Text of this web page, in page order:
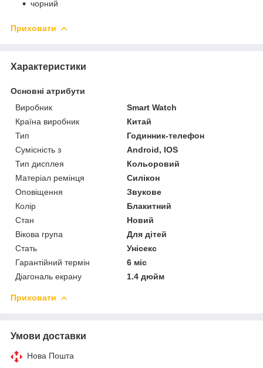
чорний
Приховати
Характеристики
Основні атрибути
Виробник
Smart Watch
Країна виробник
Китай
Тип
Годинник-телефон
Сумісність з
Android, IOS
Тип дисплея
Кольоровий
Матеріал ремінця
Силікон
Оповіщення
Звукове
Колір
Блакитний
Стан
Новий
Вікова група
Для дітей
Стать
Унісекс
Гарантійний термін
6 міс
Діагональ екрану
1.4 дюйм
Приховати
Умови доставки
Нова Пошта